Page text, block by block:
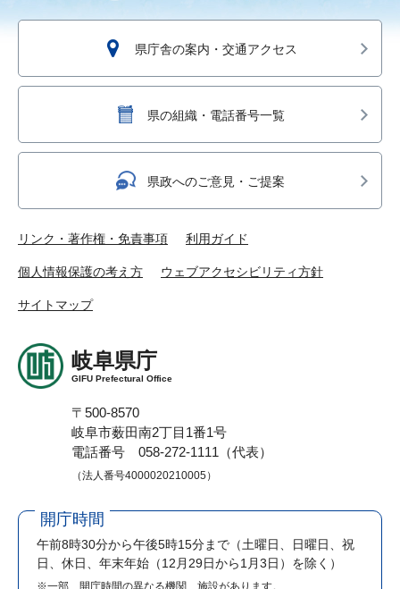
県庁舎の案内・交通アクセス
県の組織・電話番号一覧
県政へのご意見・ご提案
リンク・著作権・免責事項 利用ガイド
個人情報保護の考え方 ウェブアクセシビリティ方針
サイトマップ
岐阜県庁
GIFU Prefectural Office
〒500-8570
岐阜市薮田南2丁目1番1号
電話番号 058-272-1111（代表）
（法人番号4000020210005）
開庁時間
午前8時30分から午後5時15分まで （土曜日、日曜日、祝
日、休日、年末年始（12月29日から1月3日）を除く）
※一部、開庁時間の異なる機関、施設があります。